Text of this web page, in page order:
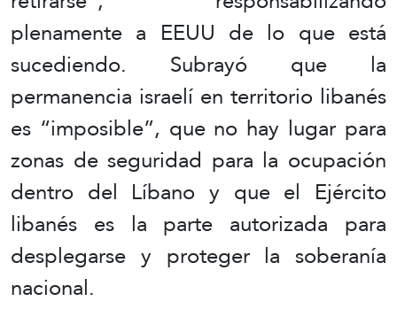
plenamente a EEUU de lo que está
sucediendo. Subrayó que la
permanencia israelí en territorio libanés
es “imposible”, que no hay lugar para
zonas de seguridad para la ocupación
dentro del Líbano y que el Ejército
libanés es la parte autorizada para
desplegarse y proteger la soberanía
nacional.